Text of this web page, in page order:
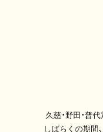
久慈・野田・普
しばらくの期間